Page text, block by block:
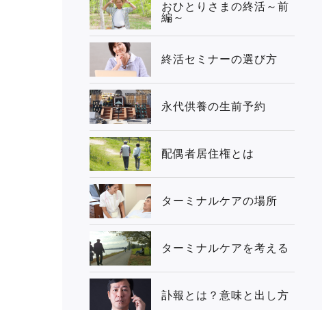
おひとりさまの終活～前
編～
終活セミナーの選び方
永代供養の生前予約
配偶者居住権とは
ターミナルケアの場所
ターミナルケアを考える
訃報とは？意味と出し方